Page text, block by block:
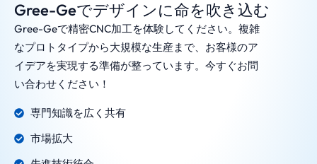
Gree-Geでデザインに命を吹き込む
Gree-Geで精密CNC加工を体験してください。複雑
なプロトタイプから大規模な生産まで、お客様のア
イデアを実現する準備が整っています。今すぐお問
い合わせください！
専門知識を広く共有
市場拡大